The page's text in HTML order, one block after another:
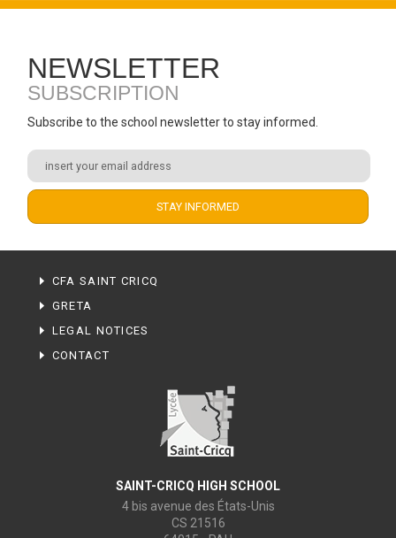
NEWSLETTER
SUBSCRIPTION
Subscribe to the school newsletter to stay informed.
CFA SAINT CRICQ
GRETA
LEGAL NOTICES
CONTACT
SAINT-CRICQ HIGH SCHOOL
4 bis avenue des États-Unis
CS 21516